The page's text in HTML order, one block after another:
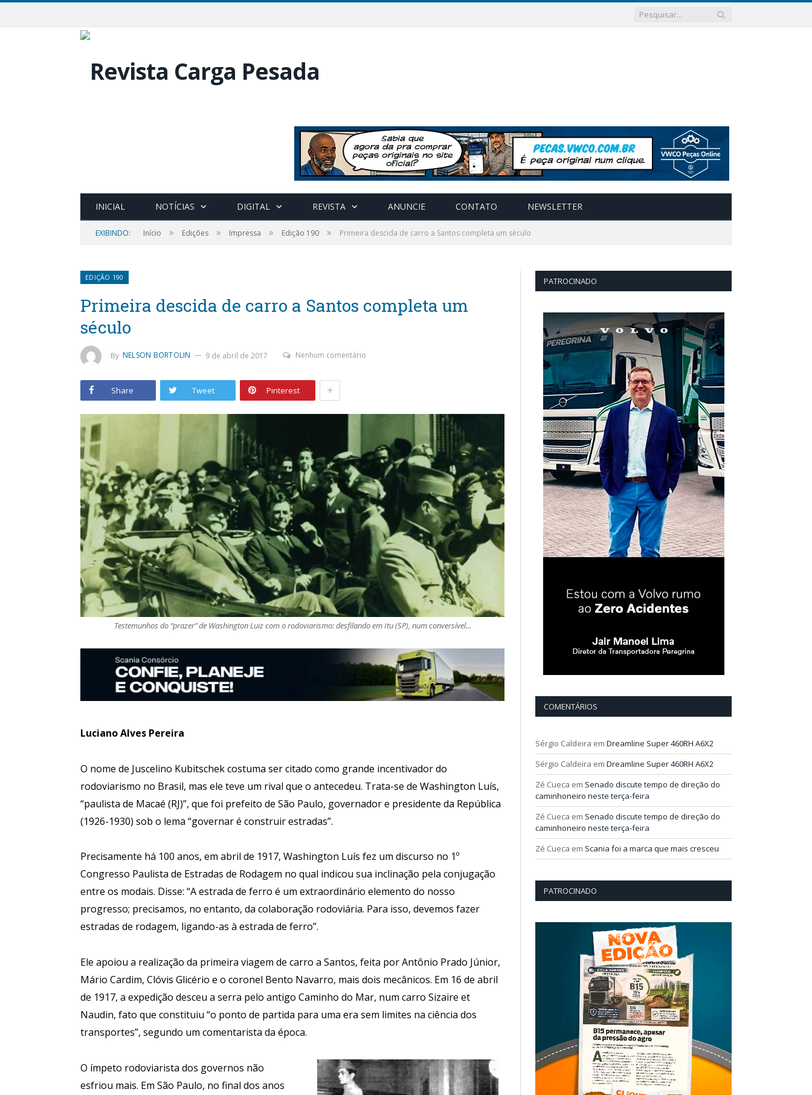
INICIAL NOTÍCIAS DIGITAL REVISTA ANUNCIE CONTATO NEWSLETTER
EXIBINDO: Início » Edições » Impressa » Edição 190 » Primeira descida de carro a Santos completa um século
EDIÇÃO 190
Primeira descida de carro a Santos completa um
século
By NELSON BORTOLIN 9 de abril de 2017 Nenhum comentário
Share Tweet Pinterest +
Testemunhos do “prazer” de Washington Luiz com o rodoviarismo: desfilando em Itu (SP), num conversível...
Luciano Alves Pereira
O nome de Juscelino Kubitschek costuma ser citado como grande incentivador do
rodoviarismo no Brasil, mas ele teve um rival que o antecedeu. Trata-se de Washington Luís,
“paulista de Macaé (RJ)”, que foi prefeito de São Paulo, governador e presidente da República
(1926-1930) sob o lema “governar é construir estradas”.
Precisamente há 100 anos, em abril de 1917, Washington Luís fez um discurso no 1º
Congresso Paulista de Estradas de Rodagem no qual indicou sua inclinação pela conjugação
entre os modais. Disse: “A estrada de ferro é um extraordinário elemento do nosso
progresso; precisamos, no entanto, da colaboração rodoviária. Para isso, devemos fazer
estradas de rodagem, ligando-as à estrada de ferro”.
Ele apoiou a realização da primeira viagem de carro a Santos, feita por Antônio Prado Júnior,
Mário Cardim, Clóvis Glicério e o coronel Bento Navarro, mais dois mecânicos. Em 16 de abril
de 1917, a expedição desceu a serra pelo antigo Caminho do Mar, num carro Sizaire et
Naudin, fato que constituiu “o ponto de partida para uma era sem limites na ciência dos
transportes”, segundo um comentarista da época.
O ímpeto rodoviarista dos governos não
esfriou mais. Em São Paulo, no final dos anos
PATROCINADO
COMENTÁRIOS
Sérgio Caldeira em Dreamline Super 460RH A6X2
Sérgio Caldeira em Dreamline Super 460RH A6X2
Zé Cueca em Senado discute tempo de direção do
caminhoneiro neste terça-feira
Zé Cueca em Senado discute tempo de direção do
caminhoneiro neste terça-feira
Zé Cueca em Scania foi a marca que mais cresceu
PATROCINADO